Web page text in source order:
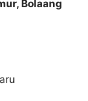
Bolaang